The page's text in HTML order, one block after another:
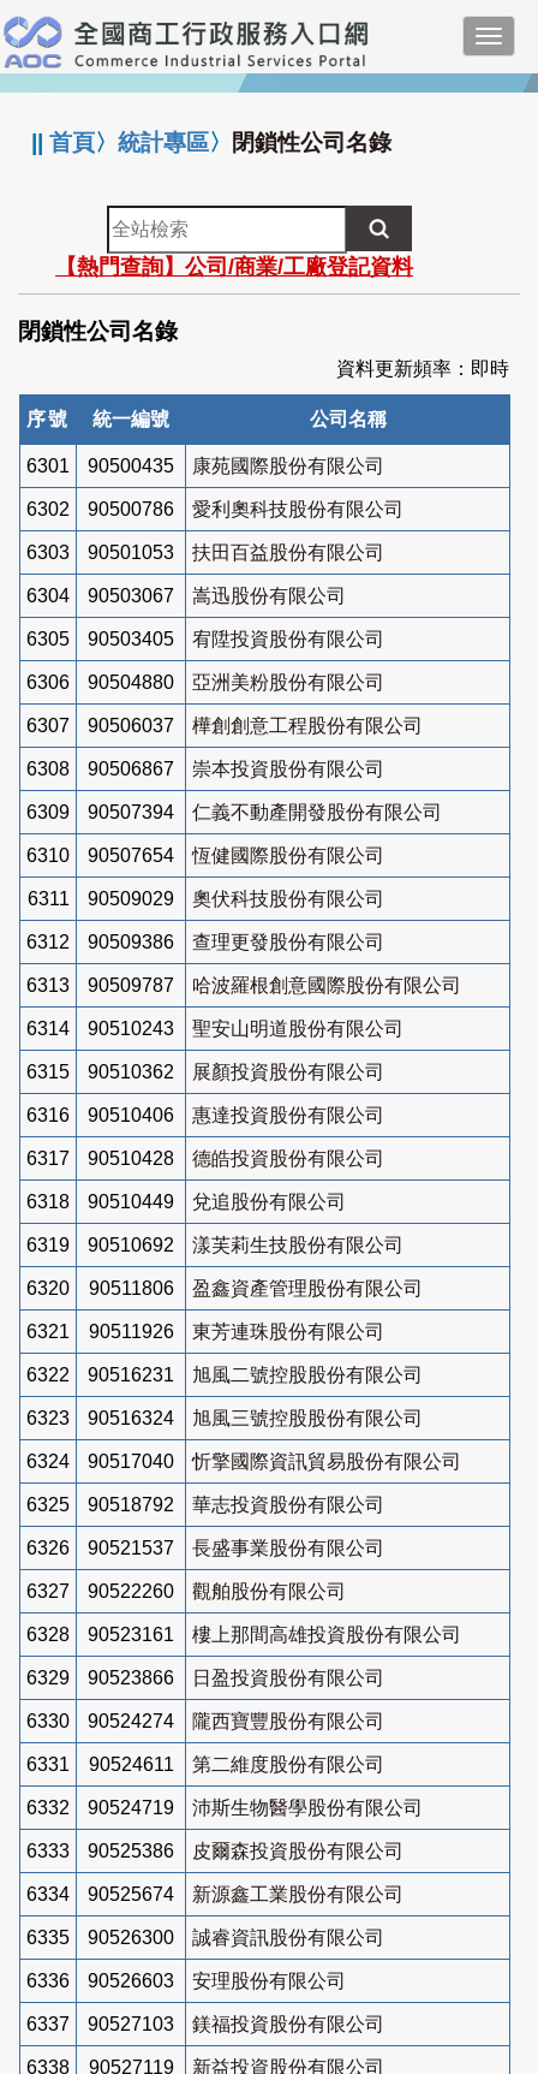
跳
到
主
要
:::
||首頁〉統計專區〉 閉鎖性公司名錄
全
站
檢
索
【熱門查詢】公司/商業/工廠登記資料
閉鎖性公司名錄
資料更新頻率：即時
序號 統一編號 公司名稱
6301 90500435 康苑國際股份有限公司
6302 90500786 愛利奧科技股份有限公司
6303 90501053 扶田百益股份有限公司
6304 90503067 嵩迅股份有限公司
6305 90503405 宥陞投資股份有限公司
6306 90504880 亞洲美粉股份有限公司
6307 90506037 樺創創意工程股份有限公司
6308 90506867 崇本投資股份有限公司
6309 90507394 仁義不動產開發股份有限公司
6310 90507654 恆健國際股份有限公司
6311 90509029 奧伏科技股份有限公司
6312 90509386 查理更發股份有限公司
6313 90509787 哈波羅根創意國際股份有限公司
6314 90510243 聖安山明道股份有限公司
6315 90510362 展顏投資股份有限公司
6316 90510406 惠達投資股份有限公司
6317 90510428 德皓投資股份有限公司
6318 90510449 兌追股份有限公司
6319 90510692 漾芙莉生技股份有限公司
6320 90511806 盈鑫資產管理股份有限公司
6321 90511926 東芳連珠股份有限公司
6322 90516231 旭風二號控股股份有限公司
6323 90516324 旭風三號控股股份有限公司
6324 90517040 忻擎國際資訊貿易股份有限公司
6325 90518792 華志投資股份有限公司
6326 90521537 長盛事業股份有限公司
6327 90522260 觀舶股份有限公司
6328 90523161 樓上那間高雄投資股份有限公司
6329 90523866 日盈投資股份有限公司
6330 90524274 隴西寶豐股份有限公司
6331 90524611 第二維度股份有限公司
6332 90524719 沛斯生物醫學股份有限公司
6333 90525386 皮爾森投資股份有限公司
6334 90525674 新源鑫工業股份有限公司
6335 90526300 誠睿資訊股份有限公司
6336 90526603 安理股份有限公司
6337 90527103 鎂福投資股份有限公司
6338 90527119 新益投資股份有限公司